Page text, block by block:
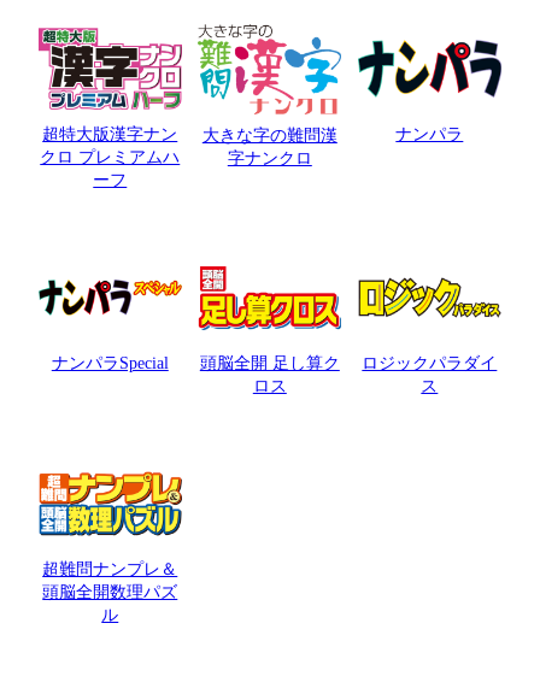
超特大版漢字ナン
クロ プレミアムハ
ーフ
大きな字の難問漢
字ナンクロ
ナンパラ
ナンパラSpecial
頭脳全開 足し算ク
ロス
ロジックパラダイ
ス
超難問ナンプレ＆
頭脳全開数理パズ
ル